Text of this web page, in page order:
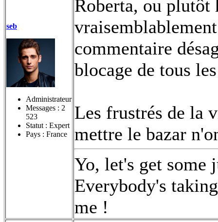
seb
Administrateur
Messages : 2
523
Statut : Expert
Pays : France
Roberta, ou plutôt
commentaire
blocage de tous
Les frustrés de la
mettre le bazar
Yo, let's get some
Everybody's
me !